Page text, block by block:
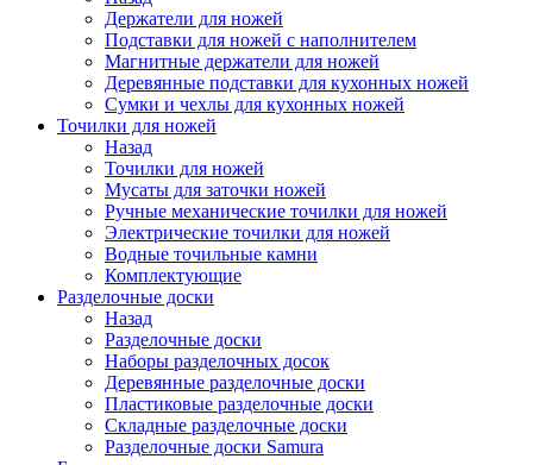
Держатели для ножей
Подставки для ножей с наполнителем
Магнитные держатели для ножей
Деревянные подставки для кухонных ножей
Сумки и чехлы для кухонных ножей
Точилки для ножей
Назад
Точилки для ножей
Мусаты для заточки ножей
Ручные механические точилки для ножей
Электрические точилки для ножей
Водные точильные камни
Комплектующие
Разделочные доски
Назад
Разделочные доски
Наборы разделочных досок
Деревянные разделочные доски
Пластиковые разделочные доски
Складные разделочные доски
Разделочные доски Samura